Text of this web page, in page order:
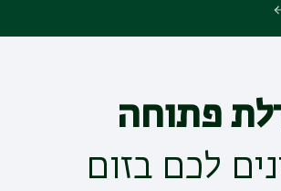
פתוחה
לכם בזום